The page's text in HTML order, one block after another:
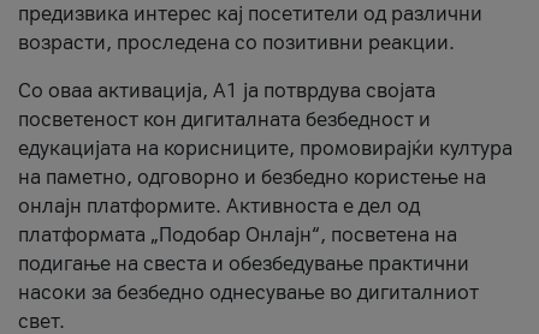
предизвика интерес кај посетители од различни
возрасти, проследена со позитивни реакции.
Со оваа активација, А1 ја потврдува својата
посветеност кон дигиталната безбедност и
едукацијата на корисниците, промовирајќи култура
на паметно, одговорно и безбедно користење на
онлајн платформите. Активноста е дел од
платформата „Подобар Онлајн“, посветена на
подигање на свеста и обезбедување практични
насоки за безбедно однесување во дигиталниот
свет.